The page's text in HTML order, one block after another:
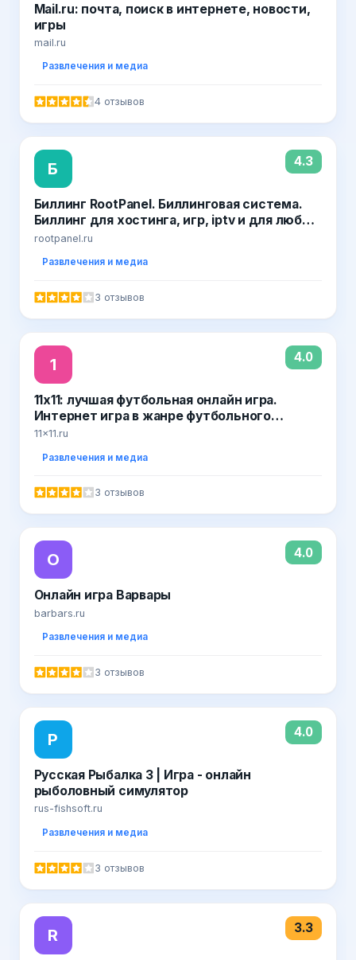
Mail.ru: почта, поиск в интернете, новости,
игры
mail.ru
Развлечения и медиа
4 отзывов
Б 4.3
Биллинг RootPanel. Биллинговая система.
Биллинг для хостинга, игр, iptv и для любых
продаж
rootpanel.ru
Развлечения и медиа
3 отзывов
1 4.0
11x11: лучшая футбольная онлайн игра.
Интернет игра в жанре футбольного
менеджера. Online игры от компании Nekki
11x11.ru
Развлечения и медиа
3 отзывов
О 4.0
Онлайн игра Варвары
barbars.ru
Развлечения и медиа
3 отзывов
Р 4.0
Русская Рыбалка 3 | Игра - онлайн
рыболовный симулятор
rus-fishsoft.ru
Развлечения и медиа
3 отзывов
R 3.3